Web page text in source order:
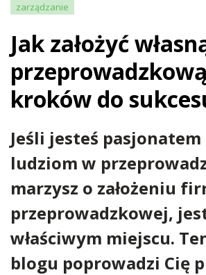
zarządzanie
Jak założyć
kroków do
Jeśli jesteś
ludziom w
marzysz o założeniu
przeprowadzkowej,
właściwym miejscu.
blogu poprowadzi Cię